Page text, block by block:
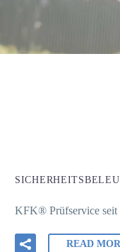
KFK® Prüfservice seit
READ